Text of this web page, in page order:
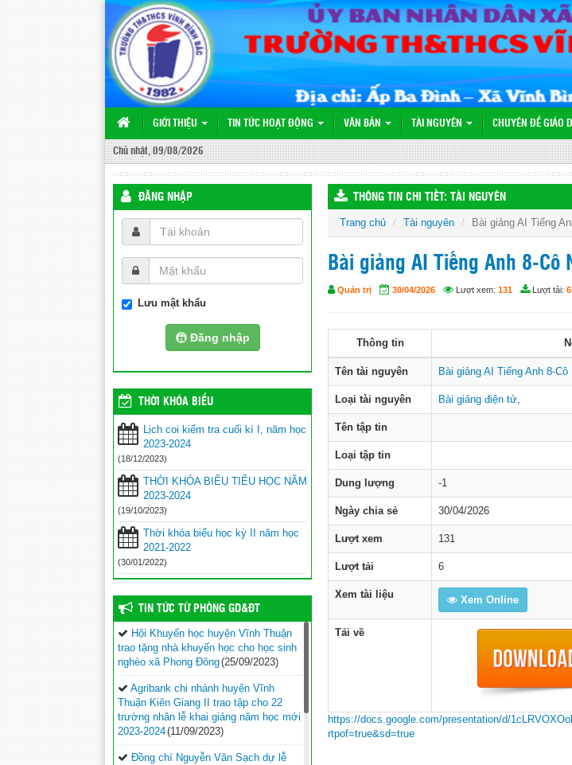
GIỚI THIỆU TIN TỨC HOẠT ĐỘNG VĂN BẢN TÀI NGUYÊN CHUYÊN ĐỀ GIÁO
Chủ nhật, 09/08/2026
THÔNG TIN CHI TIẾT: TÀI NGUYÊN
Trang chủ Tài nguyên Bài giảng AI Tiếng
Bài giảng AI Tiếng Anh 8-Cô
Quản trị 30/04/2026 Lượt xem: 131 Lượt tải: 6
Thông tin
Tên tài nguyên Bài giảng AI Tiếng Anh 8-Cô
Loại tài nguyên Bài giảng điện tử,
Tên tập tin
Loại tập tin
Dung lượng -1
Ngày chia sẻ 30/04/2026
Lượt xem 131
Lượt tải 6
Xem tài liệu Xem Online
Tải về
https://docs.google.com/presentation/d/
rtpof=true&sd=true
ĐĂNG NHẬP
Lưu mật khẩu
Đăng nhập
THỜI KHÓA BIỂU
Lịch coi kiểm tra cuối kì I, năm học
2023-2024
(18/12/2023)
THỜI KHÓA BIỂU TIỂU HỌC NĂM
2023-2024
(19/10/2023)
Thời khóa biểu học kỳ II năm học
2021-2022
(30/01/2022)
TIN TỨC TỪ PHÒNG GD&ĐT
Hội Khuyến học huyện Vĩnh Thuận
trao tặng nhà khuyến học cho học sinh
nghèo xã Phong Đông(25/09/2023)
Agribank chi nhánh huyện Vĩnh
Thuận Kiên Giang II trao tập cho 22
trường nhân lễ khai giảng năm học mới
2023-2024(11/09/2023)
Đồng chí Nguyễn Văn Sạch dự lễ